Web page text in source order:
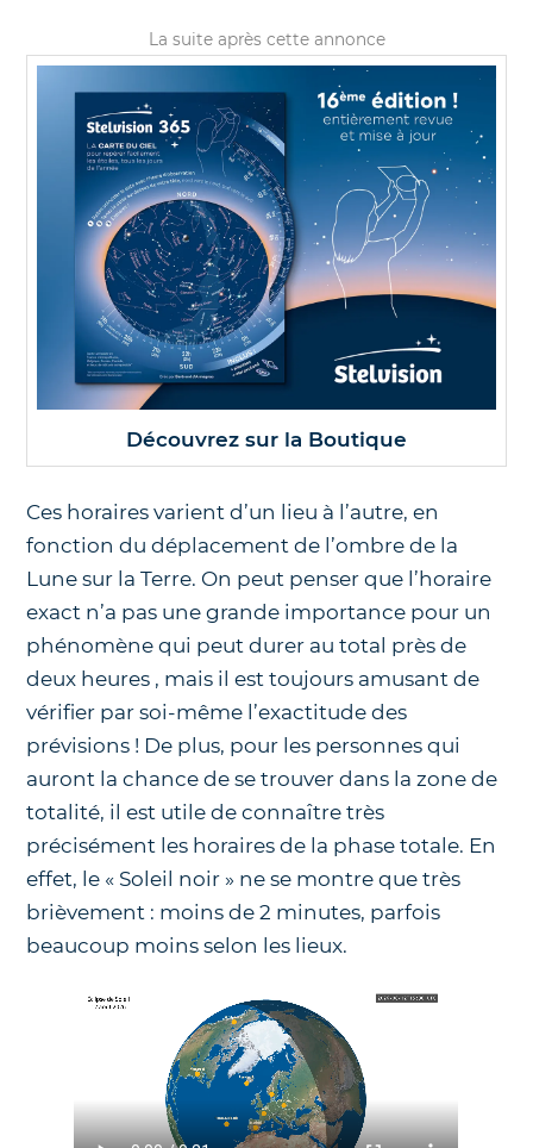
La suite après cette annonce
Découvrez sur la Boutique
Ces horaires varient d’un lieu à l’autre, en
fonction du déplacement de l’ombre de la
Lune sur la Terre. On peut penser que l’horaire
exact n’a pas une grande importance pour un
phénomène qui peut durer au total près de
deux heures , mais il est toujours amusant de
vérifier par soi-même l’exactitude des
prévisions ! De plus, pour les personnes qui
auront la chance de se trouver dans la zone de
totalité, il est utile de connaître très
précisément les horaires de la phase totale. En
effet, le « Soleil noir » ne se montre que très
brièvement : moins de 2 minutes, parfois
beaucoup moins selon les lieux.